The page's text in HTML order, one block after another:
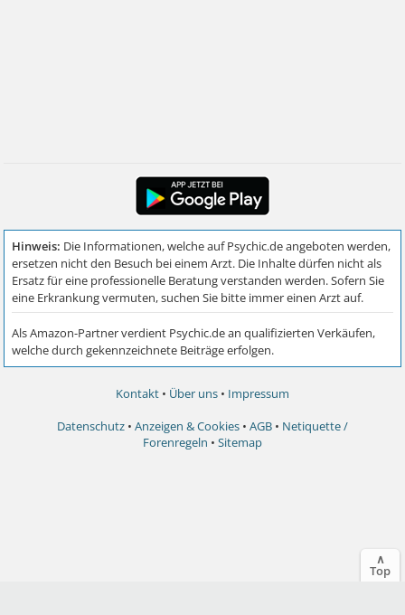
Kontakt • Über uns • Impressum
Datenschutz • Anzeigen & Cookies • AGB • Netiquette /
Forenregeln • Sitemap
∧
Top